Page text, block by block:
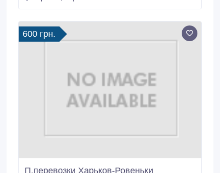
мебель или строительный материал, так и продукты
питания или даже мини слона.
600 грн.
П.перевозки Харьков-Ровеньки